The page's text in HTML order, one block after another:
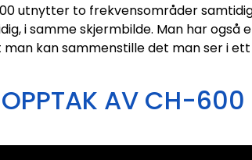
utnytter to frekvensområder
i samme skjermbilde. Man har
man kan sammenstille det man ser i ett
OPPTAK AV CH-600